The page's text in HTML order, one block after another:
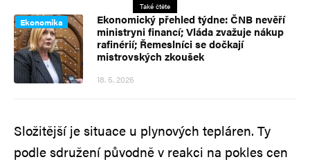
Také čtěte
Ekonomika
Ekonomický přehled týdne: ČNB nevěří
ministryni financí; Vláda zvažuje nákup
rafinérií; Řemeslníci se dočkají
mistrovských zkoušek
18. 5. 2026
Složitější je situace u plynových tepláren. Ty
podle sdružení původně v reakci na pokles cen